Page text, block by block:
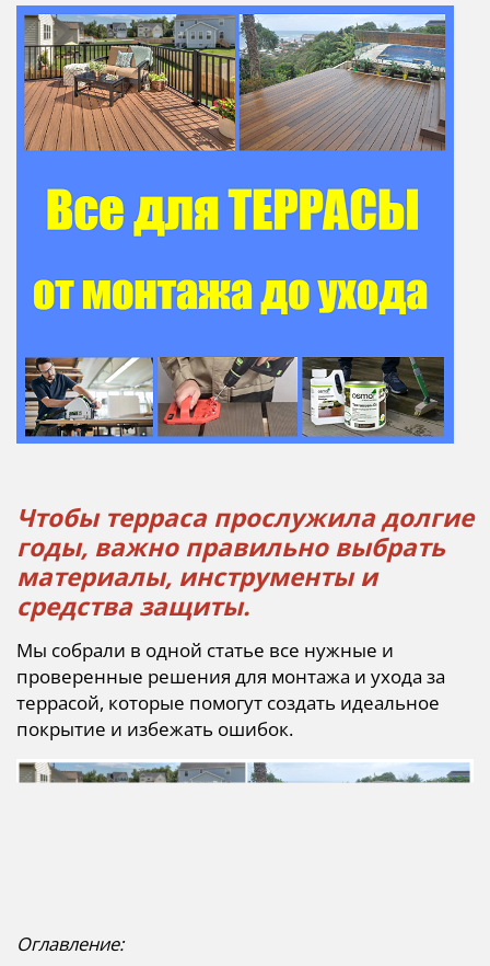
Чтобы терраса прослужила долгие
годы, важно правильно выбрать
материалы, инструменты и
средства защиты.
Мы собрали в одной статье все нужные и
проверенные решения для монтажа и ухода за
террасой, которые помогут создать идеальное
покрытие и избежать ошибок.
Оглавление: